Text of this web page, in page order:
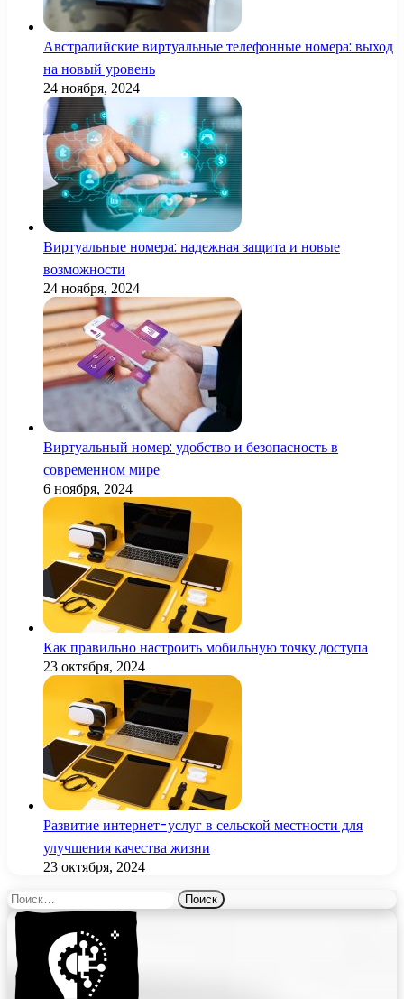
Австралийские виртуальные телефонные номера: выход
на новый уровень
24 ноября, 2024
Виртуальные номера: надежная защита и новые
возможности
24 ноября, 2024
Виртуальный номер: удобство и безопасность в
современном мире
6 ноября, 2024
Как правильно настроить мобильную точку доступа
23 октября, 2024
Развитие интернет-услуг в сельской местности для
улучшения качества жизни
23 октября, 2024
Найти: